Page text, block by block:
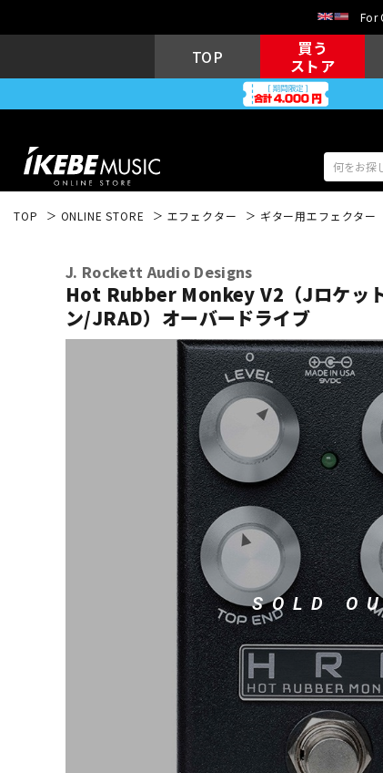
For
TOP
買う
ストア
キーボード 電子ピア
DJ機器 DTM
ヴィンテ
TOP ONLINE STORE エフェクター ギター用エフェクター
J. Rockett Audio Designs
Hot Rubber Monkey V2（Jロケッ
ン/JRAD）オーバードライブ
SOLD